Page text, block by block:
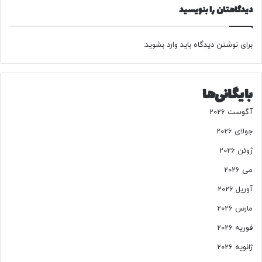
د
ل
ا
ا
ت
خ
ب
ا
ز
ذ
ه‌
دیدگاهتان را بنویسید
برای نوشتن دیدگاه باید وارد بشوید.
بایگانی‌ها
آگوست 2026
جولای 2026
ژوئن 2026
می 2026
آوریل 2026
مارس 2026
فوریه 2026
ژانویه 2026